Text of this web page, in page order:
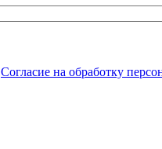
Согласие на обработку